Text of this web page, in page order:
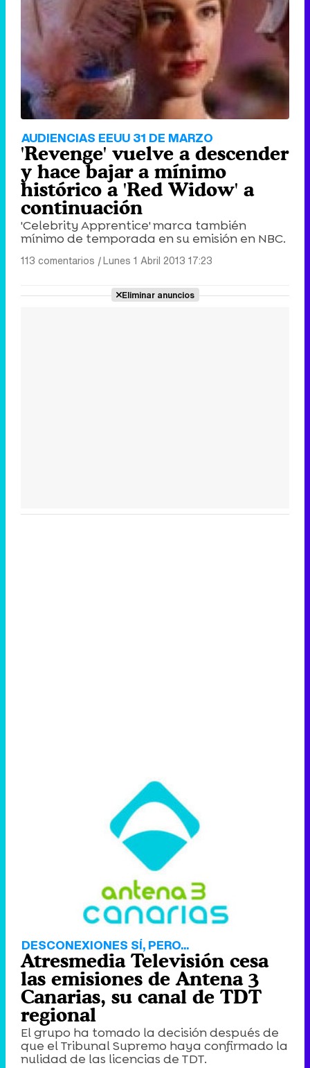
AUDIENCIAS EEUU 31 DE MARZO
'Revenge' vuelve a descender
y hace bajar a mínimo
histórico a 'Red Widow' a
continuación
'Celebrity Apprentice' marca también
mínimo de temporada en su emisión en NBC.
113 comentarios |Lunes 1 Abril 2013 17:23
Eliminar anuncios
DESCONEXIONES SÍ, PERO...
Atresmedia Televisión cesa
las emisiones de Antena 3
Canarias, su canal de TDT
regional
El grupo ha tomado la decisión después de
que el Tribunal Supremo haya confirmado la
nulidad de las licencias de TDT.